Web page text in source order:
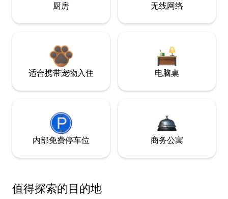
厨房 无线网络
适合携带宠物入住 电脑桌
内部免费停车位 商务公寓
值得探索的目的地